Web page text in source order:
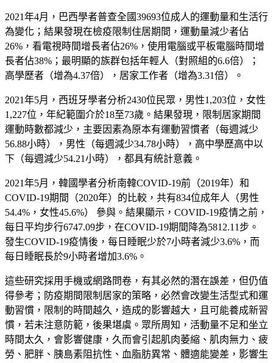
2021年4月 ， 巴西學者普查全國39693位成人的運動量和生活行
為變化 ； 結果發現在檢疫限制住居期間，運動量減少者佔
26% ，看電視時間增長者佔26% ，使用電腦或平板電腦時間增
長者佔38% ； 最明顯的族群包括年輕人 （對照組的6.6倍）；
高學歷者 （增為4.37倍） ，居家工作者 （增為3.31倍）。
2021年5月 ， 西班牙學者分析2430位民眾，男性1,203位，女性
1,227位，年紀範圍介於18至73歲。結果發現 ， 限制居家期間
運動時數都減少，主要因素為原本有運動習慣者 （每週減少
56.88小時） ，男性 （每週減少34.78小時）
，高中學歷高中以
下 （每週減少54.21小時）， 都具有統計意義 。
2021年5月 ， 韓國學者分析南韓COVID-19前 （2019年） 和
COVID-19期間 （2020年） 的比較 ， 共有834位成年人 （男性
54.4% ， 女性45.6%） 參與 。 結果顯示 ， COVID-19疫情之前 ，
每日平均步行6747.09步 ， 在COVID-19期間降為5812.11 步。
發生COVID-19疫情後 ， 每日睡眠少於7小時者減少3.6% ， 而
每日睡眠長於9小時者增加3.6% 。
這些研究採用手機或網路問卷 ， 有其必然的潛在誤差，但仍值
得參考 ； 防疫期間限制居家的策略 ， 必然會改變生活型式和運
動習慣，限制的時間越久，造成的影響越大 ， 且可能養成新習
慣，若未注意防範 ， 後果堪虞。眾所周知，活動量不足和坐立
時間太久 ， 會影響健康 ， 久而會引起肌肉萎縮、肌肉無力、疲
勞、肥胖、胰島素阻抗性、血脂肪異常、體適能變差 ， 影響生